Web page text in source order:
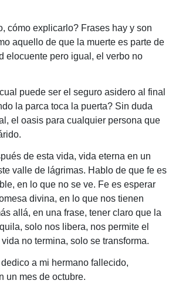
cómo explicarlo? Frases hay y son
aquello de que la muerte es parte de
elocuente pero igual, el verbo no
puede ser el seguro asidero al final
la parca toca la puerta? Sin duda
el oasis para cualquier persona que
de esta vida, vida eterna en un
valle de lágrimas. Hablo de que fe es
en lo que no se ve. Fe es esperar
divina, en lo que nos tienen
allá, en una frase, tener claro que la
solo nos libera, nos permite el
no termina, solo se transforma.
a mi hermano fallecido,
un mes de octubre.